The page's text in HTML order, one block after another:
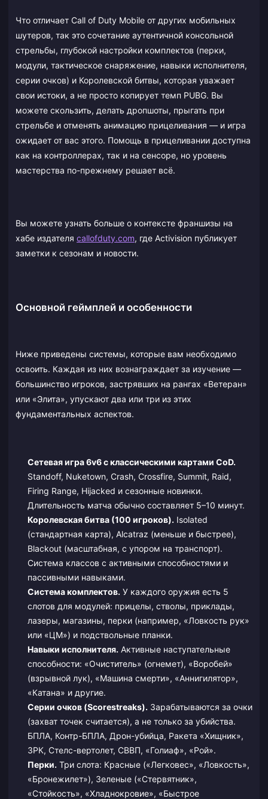
Что отличает Call of Duty Mobile от других мобильных
шутеров, так это сочетание аутентичной консольной
стрельбы, глубокой настройки комплектов (перки,
модули, тактическое снаряжение, навыки исполнителя,
серии очков) и Королевской битвы, которая уважает
свои истоки, а не просто копирует темп PUBG. Вы
можете скользить, делать дропшоты, прыгать при
стрельбе и отменять анимацию прицеливания — и игра
ожидает от вас этого. Помощь в прицеливании доступна
как на контроллерах, так и на сенсоре, но уровень
мастерства по-прежнему решает всё.
Вы можете узнать больше о контексте франшизы на
хабе издателя callofduty.com, где Activision публикует
заметки к сезонам и новости.
Основной геймплей и особенности
Ниже приведены системы, которые вам необходимо
освоить. Каждая из них вознаграждает за изучение —
большинство игроков, застрявших на рангах «Ветеран»
или «Элита», упускают два или три из этих
фундаментальных аспектов.
Сетевая игра 6v6 с классическими картами CoD.
Standoff, Nuketown, Crash, Crossfire, Summit, Raid,
Firing Range, Hijacked и сезонные новинки.
Длительность матча обычно составляет 5–10 минут.
Королевская битва (100 игроков). Isolated
(стандартная карта), Alcatraz (меньше и быстрее),
Blackout (масштабная, с упором на транспорт).
Система классов с активными способностями и
пассивными навыками.
Система комплектов. У каждого оружия есть 5
слотов для модулей: прицелы, стволы, приклады,
лазеры, магазины, перки (например, «Ловкость рук»
или «ЦМ») и подствольные планки.
Навыки исполнителя. Активные наступательные
способности: «Очиститель» (огнемет), «Воробей»
(взрывной лук), «Машина смерти», «Аннигилятор»,
«Катана» и другие.
Серии очков (Scorestreaks). Зарабатываются за очки
(захват точек считается), а не только за убийства.
БПЛА, Контр-БПЛА, Дрон-убийца, Ракета «Хищник»,
ЗРК, Стелс-вертолет, СВВП, «Голиаф», «Рой».
Перки. Три слота: Красные («Легковес», «Ловкость»,
«Бронежилет»), Зеленые («Стервятник»,
«Стойкость», «Хладнокровие», «Быстрое